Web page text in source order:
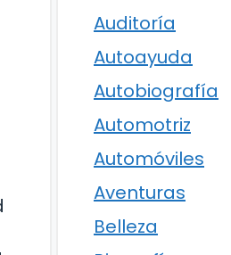
Auditoría
Autoayuda
Autobiografía
Automotriz
Automóviles
Aventuras
Belleza